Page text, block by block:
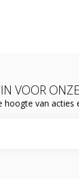
IN VOOR
hoogte van acties